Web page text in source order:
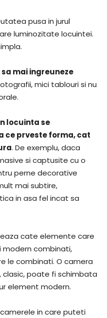
pusa in jurul
luminozitate locuintei.
mai ingreuneze
mici tablouri si nu
locuinta se
ce prveste forma, cat
. De exemplu, daca
si captusite cu o
perne decorative
mai subtire,
in asa fel incat sa
cate elemente care
modern combinati,
le combinati. O camera
poate fi schimbata
element modern.
in care puteti